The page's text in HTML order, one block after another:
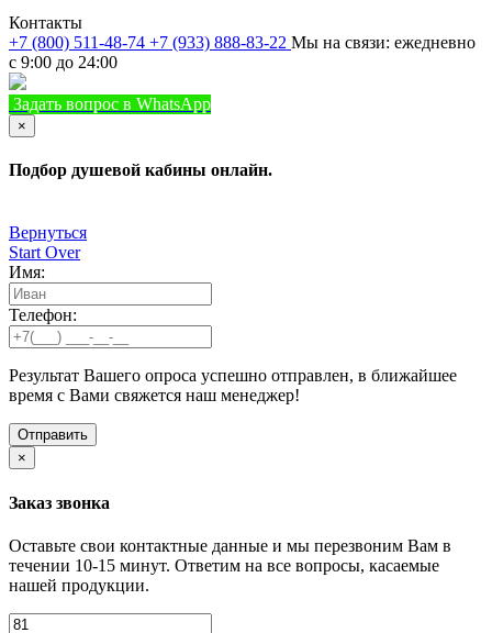
Контакты
+7 (800) 511-48-74 +7 (933) 888-83-22 Мы на связи: ежедневно
с 9:00 до 24:00
Задать вопрос в WhatsApp
×
Подбор душевой кабины онлайн.
Вернуться
Start Over
Имя:
Телефон:
Результат Вашего опроса успешно отправлен, в ближайшее
время с Вами свяжется наш менеджер!
×
Заказ звонка
Оставьте свои контактные данные и мы перезвоним Вам в
течении 10-15 минут. Ответим на все вопросы, касаемые
нашей продукции.